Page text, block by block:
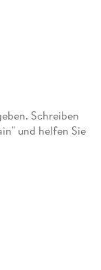
Schreiben
und helfen Sie